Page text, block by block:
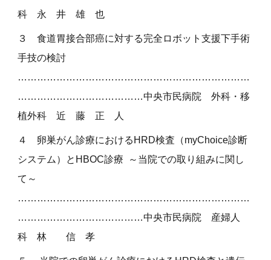
科
永 井 雄 也
３食道胃接合部癌に対する完全ロボット支援下手術
手技の検討
………………………………………………………………
…………………………………中央市民病院外科・移
植外科
近 藤 正 人
４ 卵巣がん診療におけるHRD検査（myChoice診断
システム）とHBOC診療 ～当院での取り組みに関し
て～
………………………………………………………………
…………………………………中央市民病院 産婦人
科
林 信 孝